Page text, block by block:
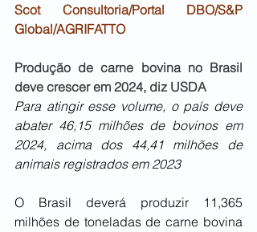
Scot Consultoria/Portal DBO/S&P
Global/AGRIFATTO
Produção de carne bovina no Brasil
deve crescer em 2024, diz USDA
Para atingir esse volume, o país deve
abater 46,15 milhões de bovinos em
2024, acima dos 44,41 milhões de
animais registrados em 2023
O Brasil deverá produzir 11,365
milhões de toneladas de carne bovina